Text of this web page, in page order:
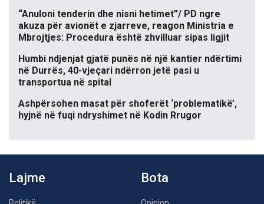
“Anuloni tenderin dhe nisni hetimet”/ PD ngre
akuza për avionët e zjarreve, reagon Ministria e
Mbrojtjes: Procedura është zhvilluar sipas ligjit
Humbi ndjenjat gjatë punës në një kantier ndërtimi
në Durrës, 40-vjeçari ndërron jetë pasi u
transportua në spital
Ashpërsohen masat për shoferët ‘problematikë’,
hyjnë në fuqi ndryshimet në Kodin Rrugor
Lajme Bota